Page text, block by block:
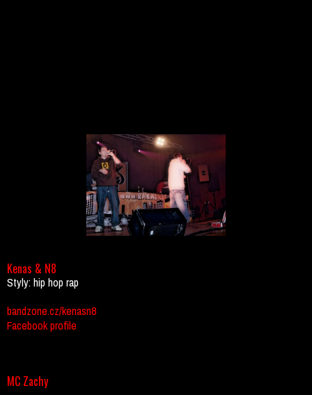
Kenas & N8
Styly: hip hop rap
bandzone.cz/kenasn8
Facebook profile
MC Zachy